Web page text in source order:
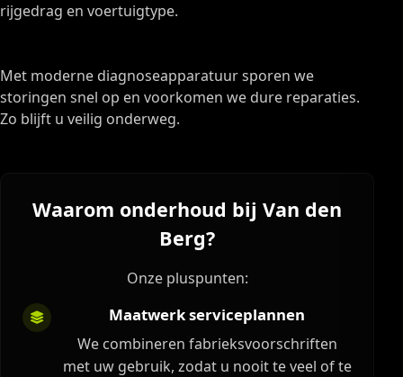
rijgedrag en voertuigtype.
Met moderne diagnoseapparatuur sporen we
storingen snel op en voorkomen we dure reparaties.
Zo blijft u veilig onderweg.
Waarom onderhoud bij Van den
Berg?
Onze pluspunten:
Maatwerk serviceplannen
We combineren fabrieksvoorschriften
met uw gebruik, zodat u nooit te veel of te